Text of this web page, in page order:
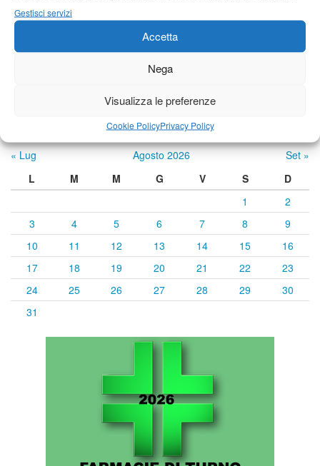
Gestisci servizi
Accetta
Nega
Visualizza le preferenze
Cookie PolicyPrivacy Policy
Calendario eventi
« Lug Agosto 2026
Set »
L
M M G V S
D
1
2
3
4 5 6 7 8
9
10
11 12 13 14 15
16
17
18 19 20 21 22
23
24
25 26 27 28 29
30
31